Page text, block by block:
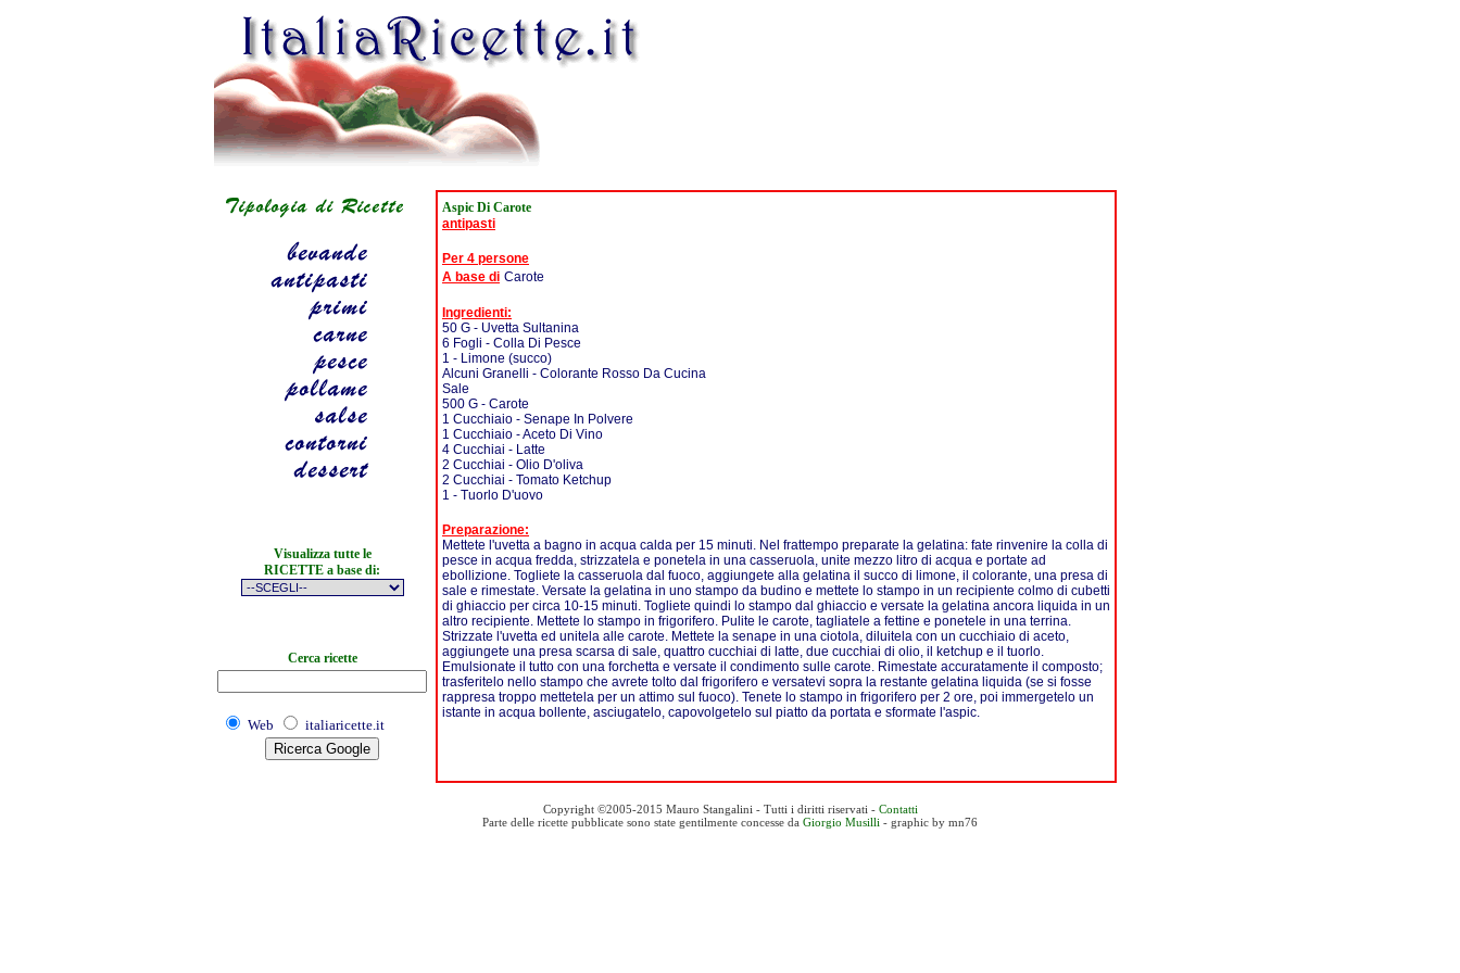
Visualizza tutte le
RICETTE a base di:
Cerca ricette
Web italiaricette.it
Aspic Di Carote
antipasti
Per 4 persone
A base di Carote
Ingredienti:
50 G - Uvetta Sultanina
6 Fogli - Colla Di Pesce
1 - Limone (succo)
Alcuni Granelli - Colorante Rosso Da Cucina
Sale
500 G - Carote
1 Cucchiaio - Senape In Polvere
1 Cucchiaio - Aceto Di Vino
4 Cucchiai - Latte
2 Cucchiai - Olio D'oliva
2 Cucchiai - Tomato Ketchup
1 - Tuorlo D'uovo
Preparazione:
Mettete l'uvetta a bagno in acqua calda per 15 minuti. Nel frattempo preparate la gelatina: fate rinvenire la colla di
pesce in acqua fredda, strizzatela e ponetela in una casseruola, unite mezzo litro di acqua e portate ad
ebollizione. Togliete la casseruola dal fuoco, aggiungete alla gelatina il succo di limone, il colorante, una presa di
sale e rimestate. Versate la gelatina in uno stampo da budino e mettete lo stampo in un recipiente colmo di cubetti
di ghiaccio per circa 10-15 minuti. Togliete quindi lo stampo dal ghiaccio e versate la gelatina ancora liquida in un
altro recipiente. Mettete lo stampo in frigorifero. Pulite le carote, tagliatele a fettine e ponetele in una terrina.
Strizzate l'uvetta ed unitela alle carote. Mettete la senape in una ciotola, diluitela con un cucchiaio di aceto,
aggiungete una presa scarsa di sale, quattro cucchiai di latte, due cucchiai di olio, il ketchup e il tuorlo.
Emulsionate il tutto con una forchetta e versate il condimento sulle carote. Rimestate accuratamente il composto;
trasferitelo nello stampo che avrete tolto dal frigorifero e versatevi sopra la restante gelatina liquida (se si fosse
rappresa troppo mettetela per un attimo sul fuoco). Tenete lo stampo in frigorifero per 2 ore, poi immergetelo un
istante in acqua bollente, asciugatelo, capovolgetelo sul piatto da portata e sformate l'aspic.
Copyright ©2005-2015 Mauro Stangalini - Tutti i diritti riservati - Contatti
Parte delle ricette pubblicate sono state gentilmente concesse da Giorgio Musilli - graphic by mn76